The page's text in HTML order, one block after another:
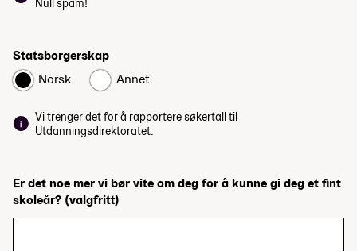
Null spam!
Statsborgerskap
Norsk
Annet
Vi trenger det for å rapportere søkertall til
Utdanningsdirektoratet.
Er det noe mer vi bør vite om deg for å kunne gi deg et fint
skoleår? (valgfritt)